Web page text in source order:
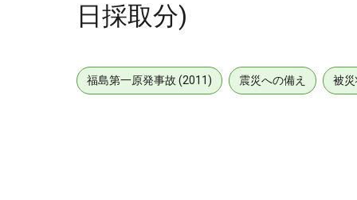
日採取分)
福島第一原発事故 (2011) 震災への備え 被災